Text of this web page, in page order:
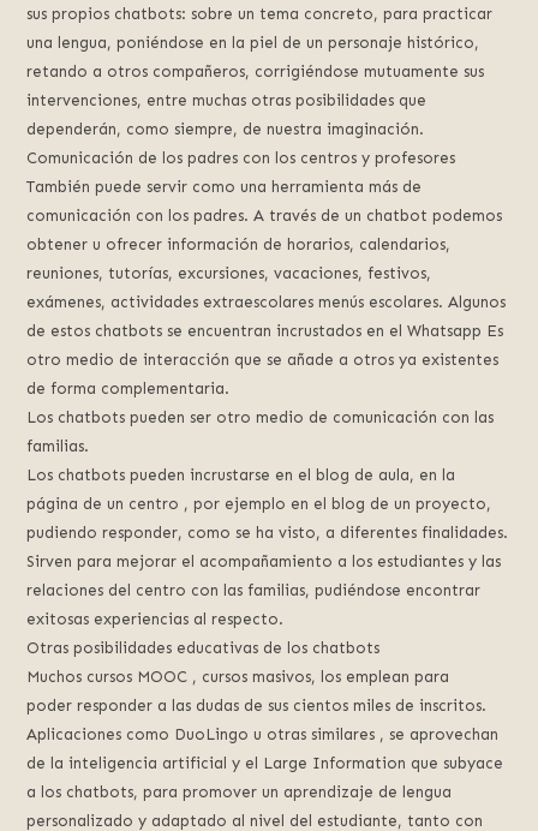
sus propios chatbots: sobre un tema concreto, para practicar
una lengua, poniéndose en la piel de un personaje histórico,
retando a otros compañeros, corrigiéndose mutuamente sus
intervenciones, entre muchas otras posibilidades que
dependerán, como siempre, de nuestra imaginación.
Comunicación de los padres con los centros y profesores
También puede servir como una herramienta más de
comunicación con los padres. A través de un chatbot podemos
obtener u ofrecer información de horarios, calendarios,
reuniones, tutorías, excursiones, vacaciones, festivos,
exámenes, actividades extraescolares menús escolares. Algunos
de estos chatbots se encuentran incrustados en el Whatsapp Es
otro medio de interacción que se añade a otros ya existentes
de forma complementaria.
Los chatbots pueden ser otro medio de comunicación con las
familias.
Los chatbots pueden incrustarse en el blog de aula, en la
página de un centro , por ejemplo en el blog de un proyecto,
pudiendo responder, como se ha visto, a diferentes finalidades.
Sirven para mejorar el acompañamiento a los estudiantes y las
relaciones del centro con las familias, pudiéndose encontrar
exitosas experiencias al respecto.
Otras posibilidades educativas de los chatbots
Muchos cursos MOOC , cursos masivos, los emplean para
poder responder a las dudas de sus cientos miles de inscritos.
Aplicaciones como DuoLingo u otras similares , se aprovechan
de la inteligencia artificial y el Large Information que subyace
a los chatbots, para promover un aprendizaje de lengua
personalizado y adaptado al nivel del estudiante, tanto con